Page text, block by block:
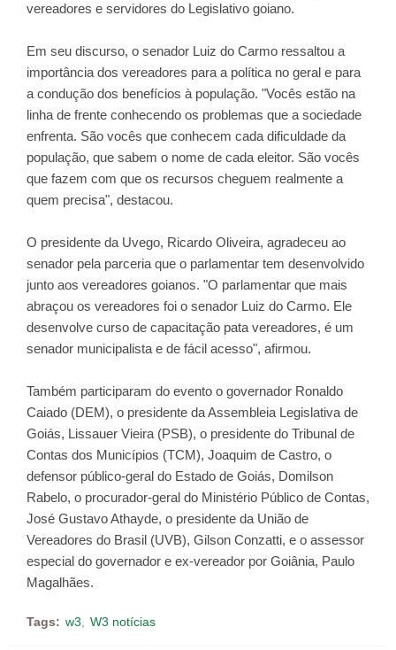
vereadores e servidores do Legislativo goiano.
Em seu discurso, o senador Luiz do Carmo ressaltou a
importância dos vereadores para a política no geral e para
a condução dos benefícios à população. "Vocês estão na
linha de frente conhecendo os problemas que a sociedade
enfrenta. São vocês que conhecem cada dificuldade da
população, que sabem o nome de cada eleitor. São vocês
que fazem com que os recursos cheguem realmente a
quem precisa", destacou.
O presidente da Uvego, Ricardo Oliveira, agradeceu ao
senador pela parceria que o parlamentar tem desenvolvido
junto aos vereadores goianos. "O parlamentar que mais
abraçou os vereadores foi o senador Luiz do Carmo. Ele
desenvolve curso de capacitação pata vereadores, é um
senador municipalista e de fácil acesso", afirmou.
Também participaram do evento o governador Ronaldo
Caiado (DEM), o presidente da Assembleia Legislativa de
Goiás, Lissauer Vieira (PSB), o presidente do Tribunal de
Contas dos Municípios (TCM), Joaquim de Castro, o
defensor público-geral do Estado de Goiás, Domilson
Rabelo, o procurador-geral do Ministério Público de Contas,
José Gustavo Athayde, o presidente da União de
Vereadores do Brasil (UVB), Gilson Conzatti, e o assessor
especial do governador e ex-vereador por Goiânia, Paulo
Magalhães.
Tags: w3 W3 notícias